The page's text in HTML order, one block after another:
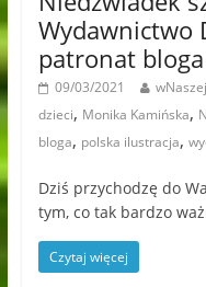
Wydawnictwo
patronat bloga
09/03/2021
dzieci, Monika Kamińska,
bloga, polska ilustracja,
Dziś przychodzę do
tym, co tak bardzo
Czytaj więcej